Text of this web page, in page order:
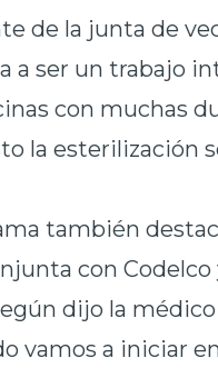
de la junta de
a ser un trabajo
con muchas
la esterilización
también
con
dijo la
vamos a iniciar